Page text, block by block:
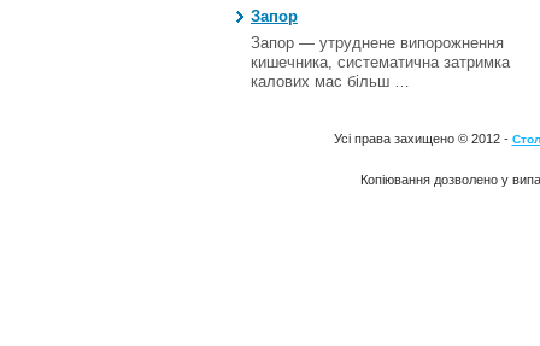
Запор
Запор — утруднене випорожнення
кишечника, систематична затримка
калових мас більш …
Усі права захищено © 2012 -
Копіювання дозволено у